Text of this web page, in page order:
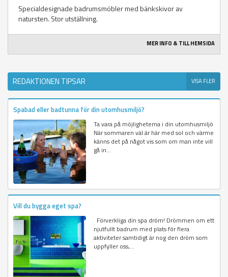
Specialdesignade badrumsmöbler med bänkskivor av
natursten. Stor utställning.
MER INFO & TILL HEMSIDA
REDAKTIONEN TIPSAR VISA FLER
Spabad eller badtunna för din utomhusmiljö?
Ta vara på möjligheterna i din utomhusmiljö
När sommaren väl är här med sol och värme
känns det på något vis som om man inte vill
gå in...
Vill du bygga eget spa?
Förverkliga din spa dröm! Drömmen om ett
njutfullt badrum med plats för flera
aktiviteter samtidigt är nog den dröm som
uppfyller oss,...